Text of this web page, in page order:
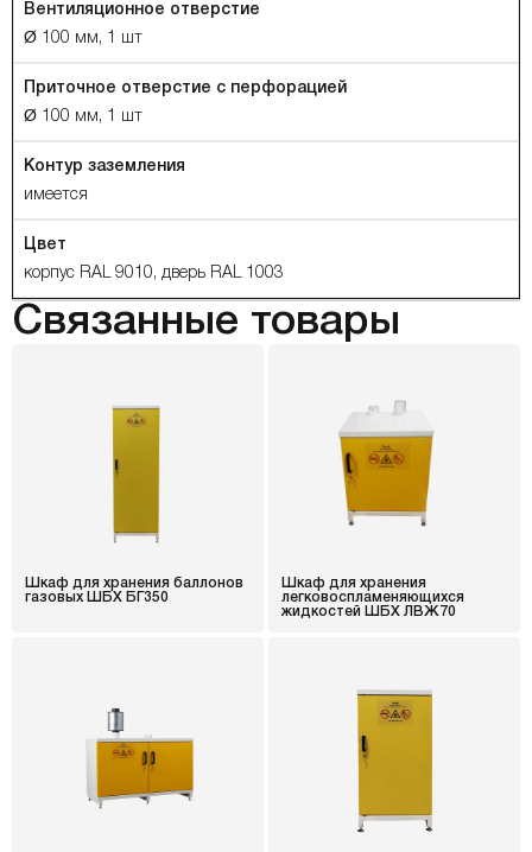
Вентиляционное отверстие
Ø 100 мм, 1 шт
Приточное отверстие с перфорацией
Ø 100 мм, 1 шт
Контур заземления
имеется
Цвет
корпус RAL 9010, дверь RAL 1003
Связанные товары
Шкаф для хранения баллонов
газовых ШБХ БГ350
Шкаф для хранения
легковоспламеняющихся
жидкостей ШБХ ЛВЖ70